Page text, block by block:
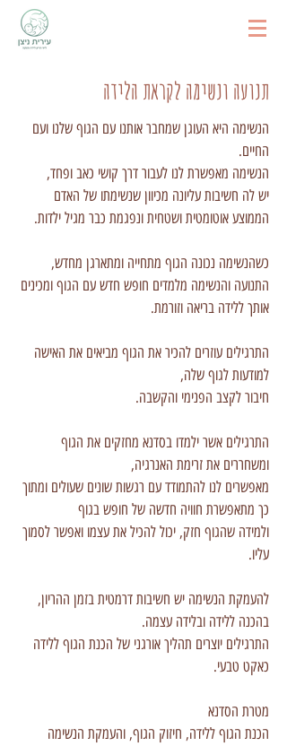
תנועה ונשימה לקראת הלידה
הנשימה היא העוגן שמחבר אותנו עם הגוף שלנו ועם
החיים.
הנשימה מאפשרת לנו לעבור דרך קושי כאב ופחד,
יש לה חשיבות עליונה מכיוון שנשימתו של האדם
הממוצע אוטומטית ושטחית ונפגמת כבר מגיל ילדות.
כשהנשימה נכונה הגוף מתחייה ומתארגן מחדש,
התנועה והנשימה מלמדים חופש חדש עם הגוף ומכינים
אותך ללידה בריאה וזורמת.
התרגילים עוזרים להכיר את הגוף מביאים את האישה
למודעות לגוף שלה,
חיבור לקצב הפנימי והקשבה.
התרגילים אשר ילמדו בסדנא מחזקים את הגוף
ומשחררים את זרימת האנרגיה,
מאפשרים לנו להתמודד עם רגשות שונים שעולים ומתוך
כך מתאפשרת חוויה חדשה של חופש בגוף
ולמידה שהגוף חזק, יכול להכיל את עצמו ואפשר לסמוך
עליו.
להעמקת הנשימה יש חשיבות דרמטית בזמן ההריון,
בהכנה ללידה ובלידה עצמה.
התרגילים יוצרים תהליך אורגני של הכנת הגוף ללידה
כאקט טבעי.
מטרת הסדנא
הכנת הגוף ללידה, חיזוק הגוף, והעמקת הנשימה